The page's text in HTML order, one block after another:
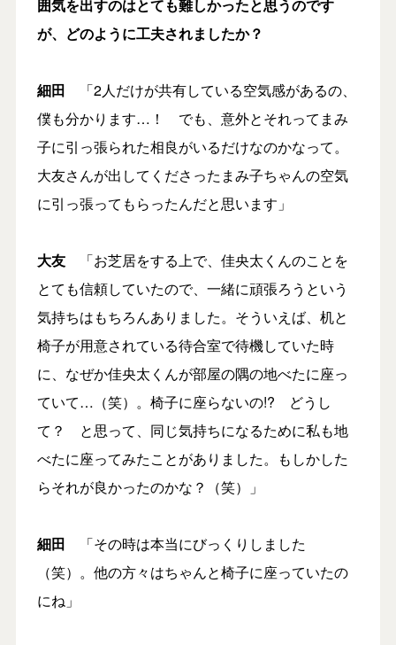
囲気を出すのはとても難しかったと思うのです
が、どのように工夫されましたか？
細田 「2人だけが共有している空気感があるの、
僕も分かります…！ でも、意外とそれってまみ
子に引っ張られた相良がいるだけなのかなって。
大友さんが出してくださったまみ子ちゃんの空気
に引っ張ってもらったんだと思います」
大友「お芝居をする上で、佳央太くんのことを
とても信頼していたので、一緒に頑張ろうという
気持ちはもちろんありました。そういえば、机と
椅子が用意されている待合室で待機していた時
に、なぜか佳央太くんが部屋の隅の地べたに座っ
ていて…（笑）。椅子に座らないの!? どうし
て？ と思って、同じ気持ちになるために私も地
べたに座ってみたことがありました。もしかした
らそれが良かったのかな？（笑）」
細田 「その時は本当にびっくりしました
（笑）。他の方々はちゃんと椅子に座っていたの
にね」